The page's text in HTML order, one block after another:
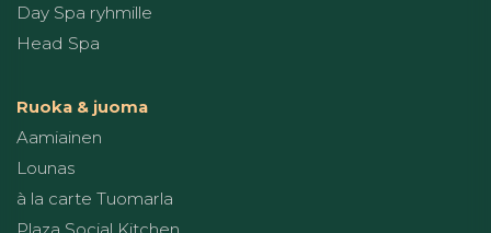
Day Spa ryhmille
Head Spa
Ruoka & juoma
Aamiainen
Lounas
à la carte Tuomarla